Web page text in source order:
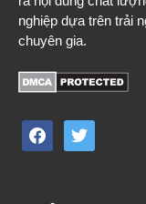
nghiệp dựa trên trải
chuyên gia.
facebooktwitter